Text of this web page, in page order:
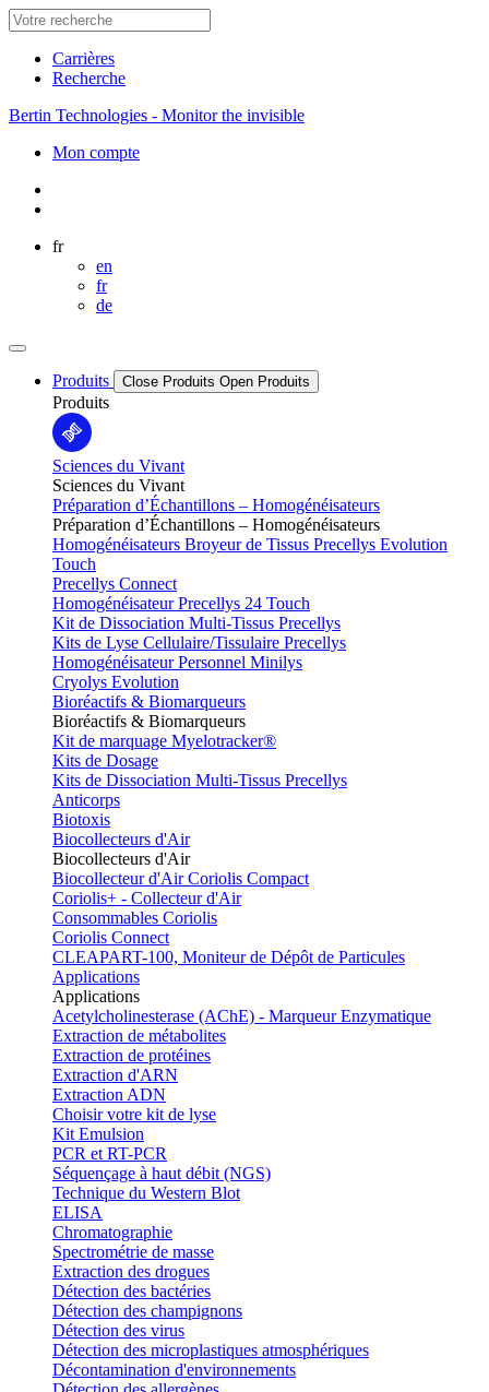
Carrières
Recherche
Bertin Technologies - Monitor the invisible
Mon compte
fr
en
fr
de
Produits Close Produits Open Produits
Produits
Sciences du Vivant
Sciences du Vivant
Préparation d’Échantillons – Homogénéisateurs
Préparation d’Échantillons – Homogénéisateurs
Homogénéisateurs Broyeur de Tissus Precellys Evolution
Touch
Precellys Connect
Homogénéisateur Precellys 24 Touch
Kit de Dissociation Multi-Tissus Precellys
Kits de Lyse Cellulaire/Tissulaire Precellys
Homogénéisateur Personnel Minilys
Cryolys Evolution
Bioréactifs & Biomarqueurs
Bioréactifs & Biomarqueurs
Kit de marquage Myelotracker®
Kits de Dosage
Kits de Dissociation Multi-Tissus Precellys
Anticorps
Biotoxis
Biocollecteurs d'Air
Biocollecteurs d'Air
Biocollecteur d'Air Coriolis Compact
Coriolis+ - Collecteur d'Air
Consommables Coriolis
Coriolis Connect
CLEAPART-100, Moniteur de Dépôt de Particules
Applications
Applications
Acetylcholinesterase (AChE) - Marqueur Enzymatique
Extraction de métabolites
Extraction de protéines
Extraction d'ARN
Extraction ADN
Choisir votre kit de lyse
Kit Emulsion
PCR et RT-PCR
Séquençage à haut débit (NGS)
Technique du Western Blot
ELISA
Chromatographie
Spectrométrie de masse
Extraction des drogues
Détection des bactéries
Détection des champignons
Détection des virus
Détection des microplastiques atmosphériques
Décontamination d'environnements